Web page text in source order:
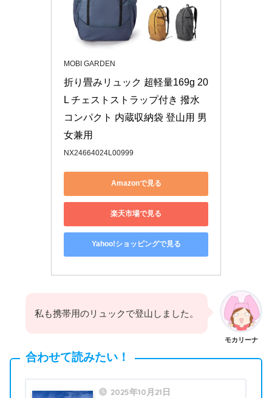
MOBI GARDEN
折り畳みリュック 超軽量169g 20
L チェストストラップ付き 撥水
コンパクト 内蔵収納袋 登山用 男
女兼用
NX24664024L00999
Amazonで見る
楽天市場で見る
Yahoo!ショッピングで見る
モカリーナ
私も携帯用のリュックで登山しました。
合わせて読みたい！
2025年10月21日